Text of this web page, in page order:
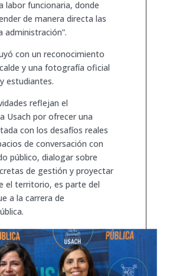
labor funcionaria, donde
de manera directa las
administración”.
con un reconocimiento
y una fotografía oficial
estudiantes.
reflejan el
Usach por ofrecer una
con los desafíos reales
de conversación con
público, dialogar sobre
de gestión y proyectar
el territorio, es parte del
a la carrera de
de la actividad